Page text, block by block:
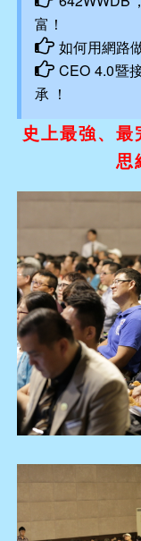
富！
如何用網路
CEO 4.0暨
承 ！
史上最強、
思